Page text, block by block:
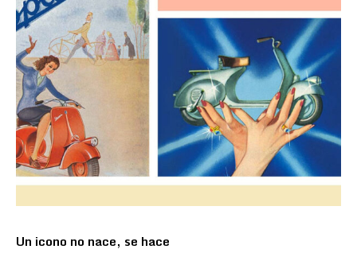
Un icono no nace, se hace